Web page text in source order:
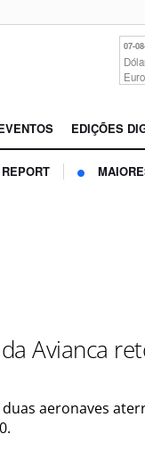
07-
Euro
EDIÇÕES
Avianca
aeronaves